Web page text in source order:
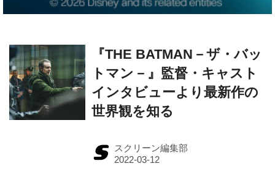
インタビューより最新作の
世界観を知る
スクリーン編集部